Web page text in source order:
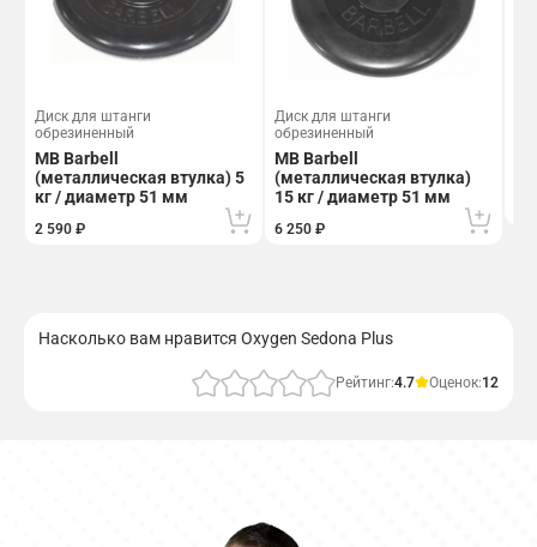
Диск для штанги
обрезиненный
MB Barbell
(металлическая втулка) 5
кг / диаметр 51 мм
2 590 ₽
Диск для штанги
обрезиненный
MB Barbell
(металлическая втулка)
15 кг / диаметр 51 мм
6 250 ₽
Насколько вам нравится Oxygen Sedona Plus
Рейтинг:4.7 Оценок:12